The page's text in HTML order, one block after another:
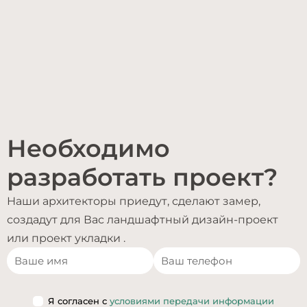
Необходимо
разработать проект?
Наши архитекторы приедут, сделают замер,
создадут для Вас ландшафтный дизайн-проект
или проект укладки .
Я согласен с условиями передачи информации